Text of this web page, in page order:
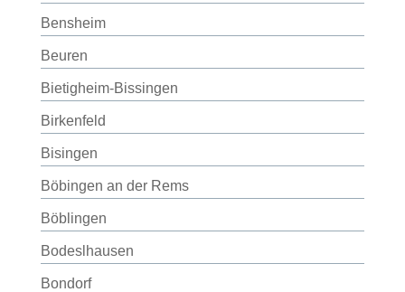
Bensheim
Beuren
Bietigheim-Bissingen
Birkenfeld
Bisingen
Böbingen an der Rems
Böblingen
Bodeslhausen
Bondorf